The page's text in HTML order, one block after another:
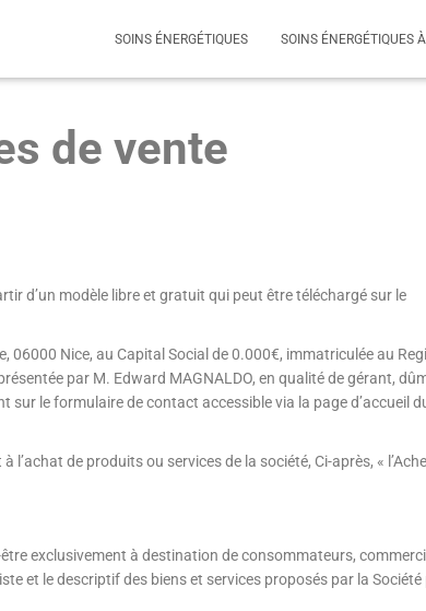
SOINS ÉNERGÉTIQUES SOINS ÉNERGÉTIQUES
de vente
d’un modèle libre et gratuit qui peut être téléchargé sur le
06000 Nice, au Capital Social de 0.000€, immatriculée au
par M. Edward MAGNALDO, en qualité de gérant,
le formulaire de contact accessible via la page d’accueil
de produits ou services de la société, Ci-après, «
exclusivement à destination de consommateurs,
et le descriptif des biens et services proposés par la